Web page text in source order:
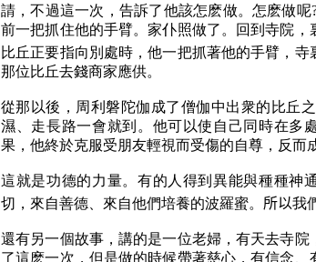
請，不過這一次，告訴了他該怎麽做。怎麽做
前一把抓住他的手臂。家仆照做了。回到寺院
比丘正要指向別處時，他一把抓著他的手臂，寺
那位比丘去錢商家應供。
從那以後，周利磐陀伽成了僧伽中出衆的比丘
濕、走長路一會就到。他可以使自己同時在多
果，他終於克服受朋友輕視而受傷的自尊，反而
這就是功德的力量。有的人得到異能與種種神
切，來自善德、來自他們培養的波羅蜜。 所以我
還有另一個故事，講的是一位老婦，有天去寺
了這麽一次，但是做的時候帶著慈心，有信念